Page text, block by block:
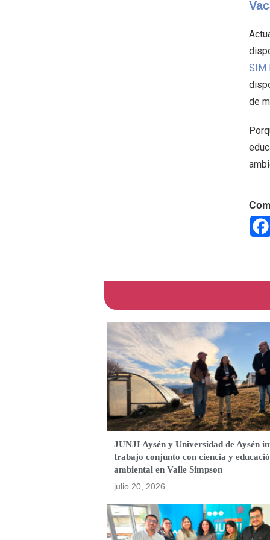
SIM
de
JUNJI Aysén y Universidad de Aysén
trabajo conjunto con ciencia y
ambiental en Valle Simpson
julio 20, 2026